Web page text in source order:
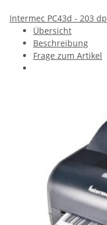
Intermec PC43d - 203
Übersicht
Beschreibung
Frage zum Artikel